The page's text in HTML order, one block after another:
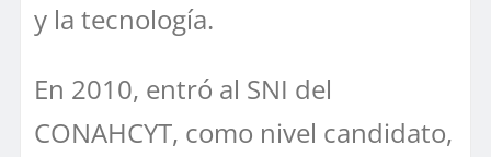
y la tecnología.
En 2010, entró al SNI del
CONAHCYT, como nivel candidato,